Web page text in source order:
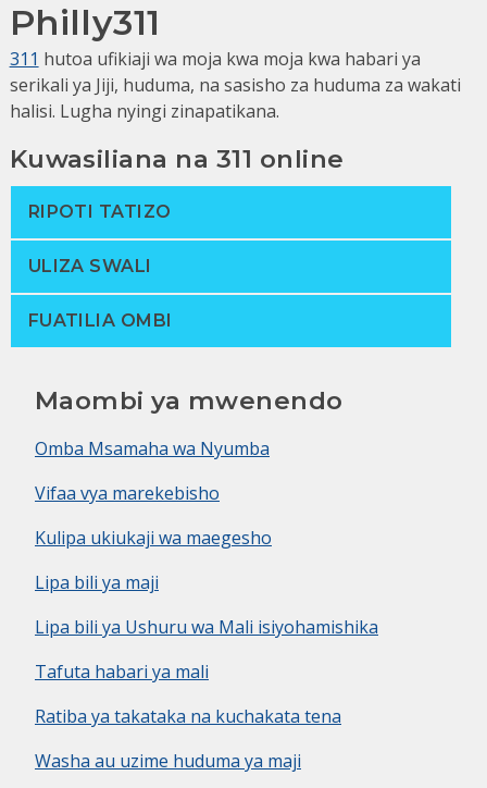
Philly311
311 hutoa ufikiaji wa moja kwa moja kwa habari ya
serikali ya Jiji, huduma, na sasisho za huduma za wakati
halisi. Lugha nyingi zinapatikana.
Kuwasiliana na 311 online
RIPOTI TATIZO
ULIZA SWALI
FUATILIA OMBI
Maombi ya mwenendo
Omba Msamaha wa Nyumba
Vifaa vya marekebisho
Kulipa ukiukaji wa maegesho
Lipa bili ya maji
Lipa bili ya Ushuru wa Mali isiyohamishika
Tafuta habari ya mali
Ratiba ya takataka na kuchakata tena
Washa au uzime huduma ya maji